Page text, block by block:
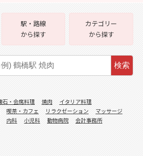
駅・路線
から探す
カテゴリー
から探す
検索
石・会席料理 焼肉
イタリア料理
喫茶・カフェ リラクゼーション
マッサージ
内科 小児科 動物病院
会計事務所